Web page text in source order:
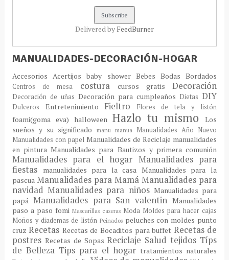
Delivered by FeedBurner
MANUALIDADES-DECORACIÓN-HOGAR
AccesoriosAcertijosbaby shower Bebes BodasBordados
Centros de mesa costura cursos gratisDecoración
Decoración de uñas Decoración para cumpleaños DietasDIY
Dulceros Entretenimiento Fieltro Flores de tela y listón
foami(goma eva) halloween Hazlo tu mismoLos
sueños y su significado
manu manua Manualidades Año Nuevo
Manualidades con papel Manualidades de Reciclaje manualidades
en pinturaManualidades para Bautizos y primera comunión
Manualidades para el hogar Manualidades para
fiestas
manualidades para la casa Manualidades para la
pascua Manualidades para MamáManualidades para
navidadManualidades para niños Manualidades para
papá Manualidades para San valentinManualidades
paso a paso fomi Mascarillas caseras Moda Moldes para hacer cajas
Moños y diademas de listón Peinados peluches con moldes punto
cruzRecetas Recetas de Bocaditos para buffet Recetas de
postres Recetas de SopasReciclaje Saludtejidos Típs
de Belleza Tips para el hogar tratamientos naturales